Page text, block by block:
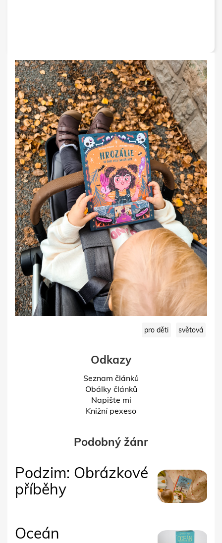
pro děti světová
Odkazy
Seznam článků
Obálky článků
Napište mi
Knižní pexeso
Podobný žánr
Podzim: Obrázkové
příběhy
Oceán